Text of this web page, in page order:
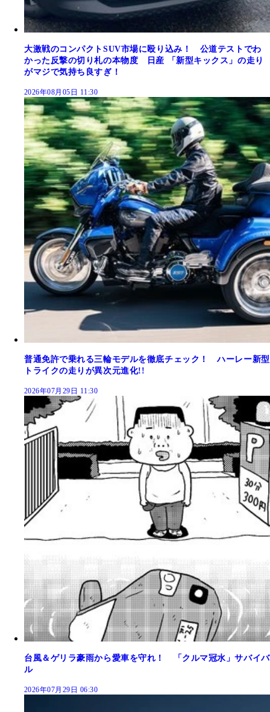
大激戦のコンパクトSUV市場に殴り込み！ 公道テストでわ
かった反撃の切り札の本物度 日産 「新型キックス」の走り
がマジで気持ち良すぎ！
2026年08月05日 11:30
普通免許で乗れる三輪モデルを徹底チェック！ ハーレー新型
トライクの走りが異次元進化!!
2026年07月29日 11:30
台風＆ゲリラ豪雨から愛車を守れ！ 「クルマ冠水」サバイバ
ル
2026年07月29日 06:30